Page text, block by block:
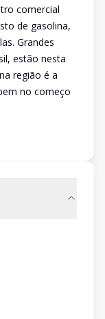
comercial
de gasolina,
Grandes
estão nesta
região é a
no começo